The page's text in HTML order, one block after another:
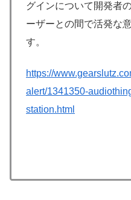
グインについて開発者
ーザーとの間で活発な
す。
https://
alert/1341350-
station.html